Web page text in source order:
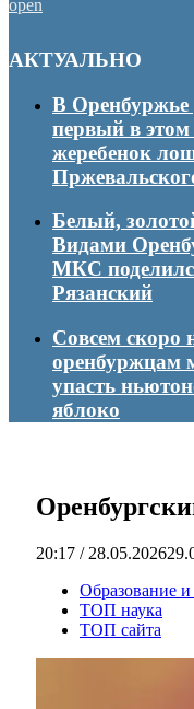
open
АКТУАЛЬНО
В Оренбуржье
первый в этом
жеребенок
Белый,
Видами
МКС
Рязанский
Совсем скоро
оренбуржцам
упасть
яблоко
20:17 / 28.05.2026
Образование и
ТОП наука
ТОП сайта